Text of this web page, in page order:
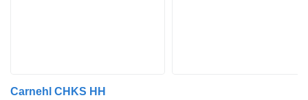
Carnehl CHKS HH